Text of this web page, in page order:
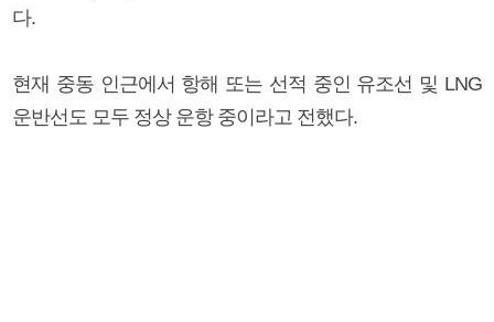
다.
현재 중동 인근에서 항해 또는 선적 중인 유조선 및 LNG
운반선도 모두 정상 운항 중이라고 전했다.